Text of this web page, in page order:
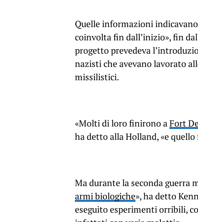
Quelle informazioni
coinvolta fin dall’inizio», fin
progetto prevedeva
nazisti che avevano lavorato
missilistici.
«Molti di loro finirono aFort
ha detto alla Holland, «e
Ma durante la seconda guerra
armi biologiche», ha detto
eseguito esperimenti orribili,